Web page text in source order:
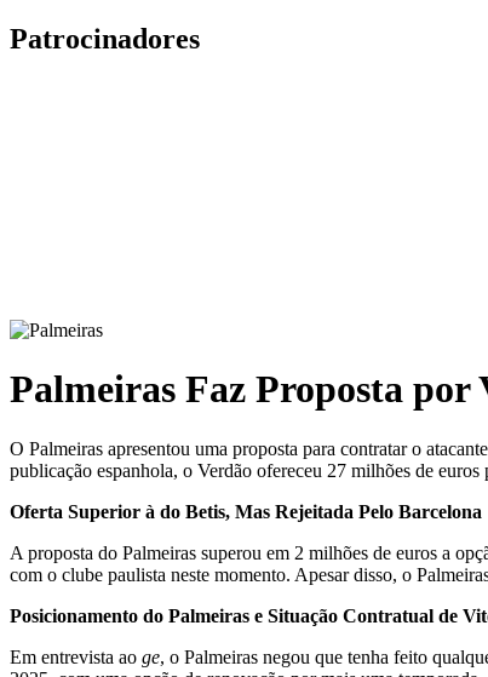
Patrocinadores
Palmeiras Faz Proposta por
O Palmeiras apresentou uma proposta para contratar o
publicação espanhola, o Verdão ofereceu 27 milhões de
Oferta Superior à do Betis, Mas Rejeitada Pelo Barcelona
A proposta do Palmeiras superou em 2 milhões de euros a
com o clube paulista neste momento. Apesar disso, o
Posicionamento do Palmeiras e Situação Contratual de
Em entrevista ao ge, o Palmeiras negou que tenha feito